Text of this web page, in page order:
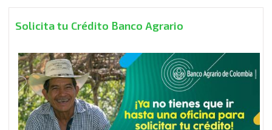
Solicita tu Crédito Banco Agrario